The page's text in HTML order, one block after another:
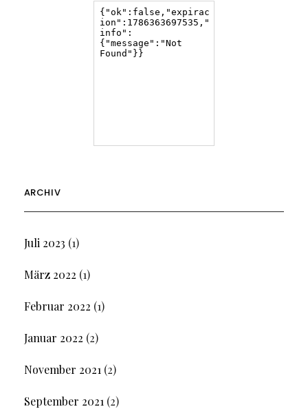
ARCHIV
Juli 2023 (1)
März 2022 (1)
Februar 2022 (1)
Januar 2022 (2)
November 2021 (2)
September 2021 (2)